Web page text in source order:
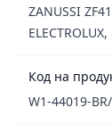
ZANUSSI
Код на
W1-44019-